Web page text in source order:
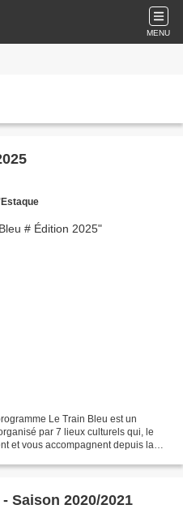
MENU
Le Train Bleu est un
par 7 lieux culturels qui, le
et vous accompagnent depuis la
Saison 2020/2021